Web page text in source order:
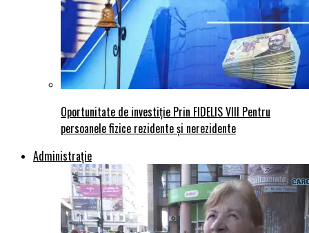
Oportunitate de investiție Prin FIDELIS VIII Pentru
persoanele fizice rezidente și nerezidente
Administraţie